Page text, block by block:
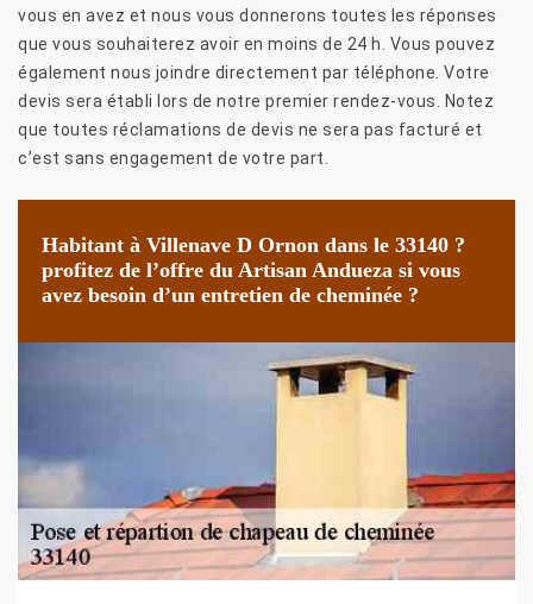
vous en avez et nous vous donnerons toutes les réponses
que vous souhaiterez avoir en moins de 24 h. Vous pouvez
également nous joindre directement par téléphone. Votre
devis sera établi lors de notre premier rendez-vous. Notez
que toutes réclamations de devis ne sera pas facturé et
c’est sans engagement de votre part.
Habitant à Villenave D Ornon dans le 33140 ?
profitez de l’offre du Artisan Andueza si vous
avez besoin d’un entretien de cheminée ?